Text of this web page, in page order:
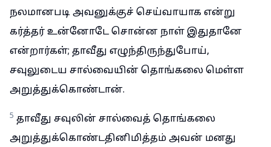
நலமானபடி அவனுக்குச் செய்வாயாக என்று
கர்த்தர் உன்னோடே சொன்ன நாள் இதுதானே
என்றார்கள்; தாவீது எழுந்திருந்துபோய்,
சவுலுடைய சால்வையின் தொங்கலை மெள்ள
அறுத்துக்கொண்டான்.
5 தாவீது சவுலின் சால்வைத் தொங்கலை
அறுத்துக்கொண்டதினிமித்தம் அவன் மனது